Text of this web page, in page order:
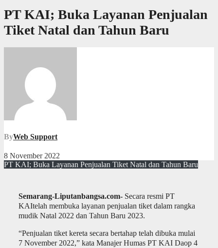
PT KAI; Buka Layanan Penjualan
Tiket Natal dan Tahun Baru
ByWeb Support
8 November 2022
PT KAI; Buka Layanan Penjualan Tiket Natal dan Tahun Baru
Semarang-Liputanbangsa.com- Secara resmi PT
KAItelah membuka layanan penjualan tiket dalam rangka
mudik Natal 2022 dan Tahun Baru 2023.
“Penjualan tiket kereta secara bertahap telah dibuka mulai
7 November 2022,” kata Manajer Humas PT KAI Daop 4